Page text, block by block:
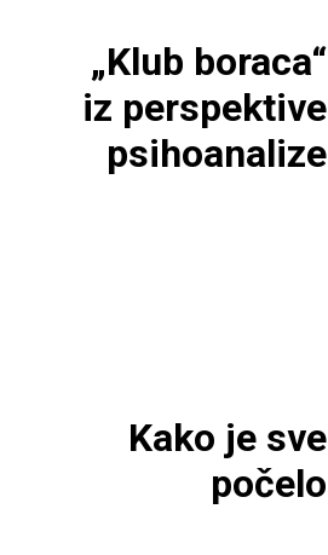
„Klub boraca“
iz perspektive
psihoanalize
Kako je sve
počelo